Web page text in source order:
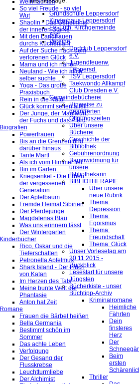
Weihnachten
So viel Freude - so viel
Wut
Shaolin - Das Geheimnis
der inneren Stärke
Mit den Landfrauen
durchs Küchenjahr
Auf der Suche nach dem
verlorenen Glück
Mama und ich nähen
Neuland - Wie ich mich
selber suchte ...
Yoga - Das große
Praxisbuch
Rein in die Natur
Glück kommt selten allein
Der Junge, der Maulwurf,
der Fuchs und das Pferd
Biografien
Powerfrauen
Bis an die Grenzen und
darüber hinaus
Tante Martl
Als ich vom Himmel fiel
Bin im Garten...
Kriegsenkel - Die Erben
der vergessenen
Generation
Der Apfelbaum
Fremde Heimat Sibirien
Der Pferdejunge
Magdalenas Blau
Was uns erinnern lässt
Der Wintergarten
Kinderbücher
Rico, Oskar und die
Tieferschatten
Petronella Apfelmus
Shark Island - Der Fluch
von Katan
Im Herzen des Tals
Meine bunte Welt der
Phantasie
Anton hat Zeit
Romane
Frauen die Bärbel heißen
Bella Germania
Bestimmt schön im
Sommer
Das achte Leben
Verfolgung
Der Gesang der
Flusskrebse
Leuchtturmliebe
Der Alchimist
Grundschule Leppersdorf
Kinderhaus Leppersdorf
Ev.-Luth. Kirchgemeinde
Arzt
Vereine
Dorfclub Leppersdorf
e.V.
Jugendfeuerw.
Leppersd.
TSV Leppersdorf
Taekwondo Allkampf
Club Dresden e.V.
Gemeindebücherei
Hinweise zu
geänderten
Öffnungszeiten
Über unsere
Bücherei
Geschichte der
Bibliothek
Gebührenordnung
Baumwidmung für
unsere
Bibliothekarin
BIBLIOTHERAPIE
Über unsere
neue Rubrik
Thema:
Depression
Thema:
Egoismus
Thema:
Freundschaft
Thema: Glück
Unser Vorlesetag am
20.11.2015 -
Rückblick
Lesestart für unsere
Jüngsten
Bücherkiste - unser
Buchtipp-Archiv
Kriminalromane
Heimliche
Fährten
Dein
finsteres
Herz
Der
Beim
ersten
Thriller